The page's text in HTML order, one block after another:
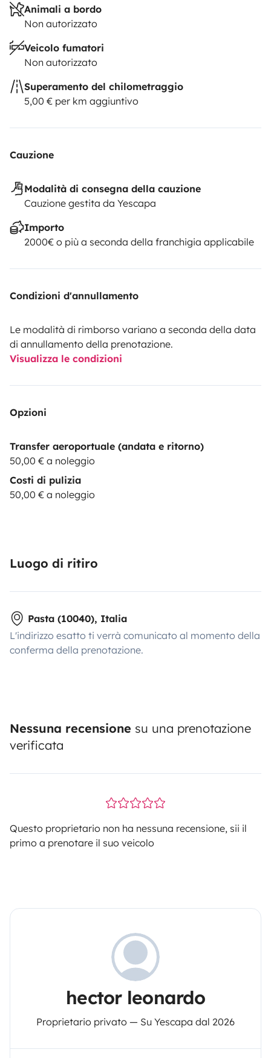
Animali a bordo
Non autorizzato
Veicolo fumatori
Non autorizzato
Superamento del chilometraggio
5,00 € per km aggiuntivo
Cauzione
Modalità di consegna della cauzione
Cauzione gestita da Yescapa
Importo
2000€ o più a seconda della franchigia applicabile
Condizioni d'annullamento
Le modalità di rimborso variano a seconda della data
di annullamento della prenotazione.
Visualizza le condizioni
Opzioni
Transfer aeroportuale (andata e ritorno)
50,00 € a noleggio
Costi di pulizia
50,00 € a noleggio
Luogo di ritiro
Pasta (10040), Italia
L'indirizzo esatto ti verrà comunicato al momento della
conferma della prenotazione.
Nessuna recensione su una prenotazione
verificata
Questo proprietario non ha nessuna recensione, sii il
primo a prenotare il suo veicolo
hector leonardo
Proprietario privato — Su Yescapa dal 2026